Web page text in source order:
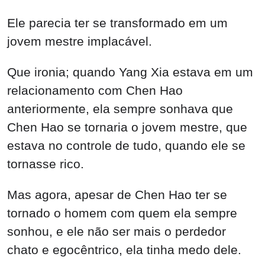
Ele parecia ter se transformado em um
jovem mestre implacável.
Que ironia; quando Yang Xia estava em um
relacionamento com Chen Hao
anteriormente, ela sempre sonhava que
Chen Hao se tornaria o jovem mestre, que
estava no controle de tudo, quando ele se
tornasse rico.